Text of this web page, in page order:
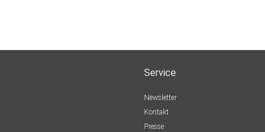
Service
Newsletter
Kontakt
Presse